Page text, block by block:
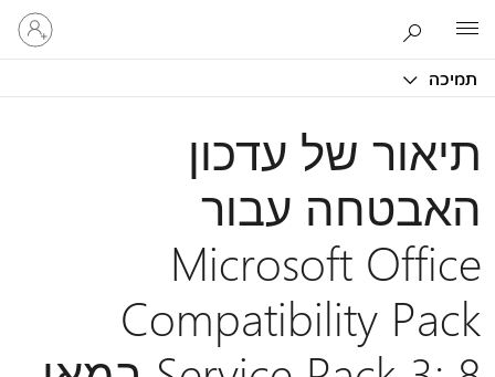
תמיכה
היכנס
לחשבון
שלך
תיאור של עדכון
האבטחה עבור
Microsoft Office
Compatibility Pack